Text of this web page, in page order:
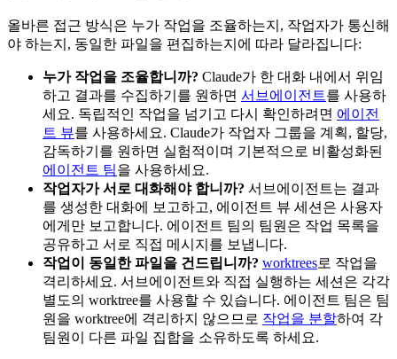
올바른 접근 방식은 누가 작업을 조율하는지, 작업자가 통신해
야 하는지, 동일한 파일을 편집하는지에 따라 달라집니다:
누가 작업을 조율합니까? Claude가 한 대화 내에서 위임
하고 결과를 수집하기를 원하면 서브에이전트를 사용하
세요. 독립적인 작업을 넘기고 다시 확인하려면 에이전
트 뷰를 사용하세요. Claude가 작업자 그룹을 계획, 할당,
감독하기를 원하면 실험적이며 기본적으로 비활성화된
에이전트 팀을 사용하세요.
작업자가 서로 대화해야 합니까? 서브에이전트는 결과
를 생성한 대화에 보고하고, 에이전트 뷰 세션은 사용자
에게만 보고합니다. 에이전트 팀의 팀원은 작업 목록을
공유하고 서로 직접 메시지를 보냅니다.
작업이 동일한 파일을 건드립니까? worktrees로 작업을
격리하세요. 서브에이전트와 직접 실행하는 세션은 각각
별도의 worktree를 사용할 수 있습니다. 에이전트 팀은 팀
원을 worktree에 격리하지 않으므로 작업을 분할하여 각
팀원이 다른 파일 집합을 소유하도록 하세요.